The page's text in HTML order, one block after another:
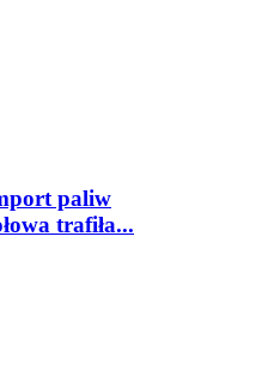
paliw
trafiła...